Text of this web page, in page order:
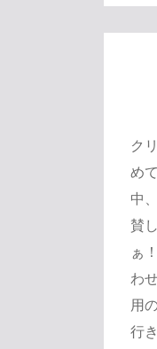
ク
め
中
賛
ぁ
わ
用
行